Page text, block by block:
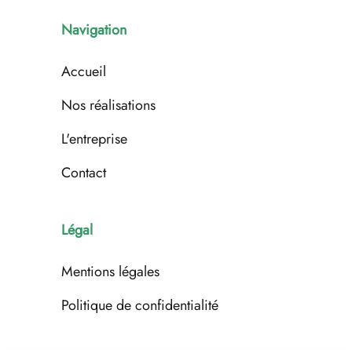
Navigation
Accueil
Nos réalisations
L'entreprise
Contact
Légal
Mentions légales
Politique de confidentialité